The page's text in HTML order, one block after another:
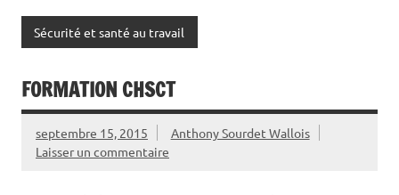
Sécurité et santé au travail
FORMATION CHSCT
septembre 15, 2015
Anthony Sourdet Wallois
Laisser un commentaire